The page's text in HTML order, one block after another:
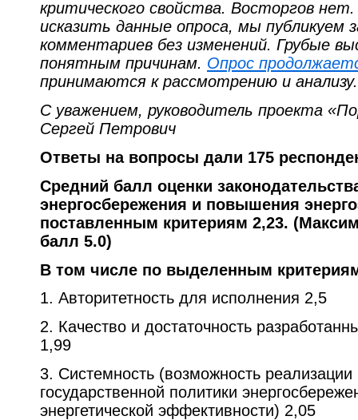
критического свойства. Восторгов
исказить данные опроса, мы публикуем
комментариев без изменений. Грубые
понятным причинам. Опрос
принимаются к рассмотрению и анализу.
С уважением, руководитель проекта
Сергей Петрович
Ответы на вопросы дали 175
Средний балл оценки
энергосбережения и повышения
поставленным критериям 2,23.
балл 5.0)
В том числе по выделенным
1. Авторитетность для исполнения 2,5
2. Качество и достаточность
1,99
3. Системность (возможность
государственной политики
энергетической эффективности) 2,05